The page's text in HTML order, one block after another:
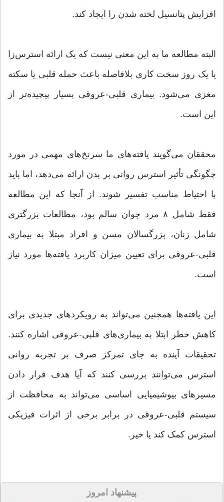
افزایش پتانسیل لخته شدن را ایجاد کند.
البته مطالعه ما به این معنی نیست که یک ارائه استرس‌زا
یا یک روز سخت کاری بلافاصله باعث حمله قلبی یا سکته
مغزی می‌شود. بیماری قلبی-عروقی بسیار پیچیده‌تر از
این است.
محققان می‌گویند یافته‌های ما سرنخ‌های مهمی در مورد
چگونگی تأثیر استرس روانی بر بدن ارائه می‌دهد، اما باید
با احتیاط مناسب تفسیر شوند. از آنجا که این مطالعه
فقط شامل ۸ مرد جوان سالم بود، مطالعات بزرگتری
شامل زنان، بزرگسالان مسن و افراد مبتلا به بیماری
قلبی-عروقی برای تعیین میزان کاربرد یافته‌ها مورد نیاز
است.
این یافته‌ها همچنین می‌تواند به رویکردهای جدیدی برای
کاهش خطر ابتلا به بیماری‌های قلبی-عروقی اشاره کنند.
تحقیقات آینده به جای تمرکز صرف بر تجربه روانی
استرس می‌توانند بررسی کنند که آیا هدف قرار دادن
مسیرهای بیوشیمیایی اساسی می‌تواند به محافظت از
سیستم قلبی-عروقی در برابر برخی از اثرات فیزیکی
استرس کمک کند یا خیر.
پیشنهاد امروز